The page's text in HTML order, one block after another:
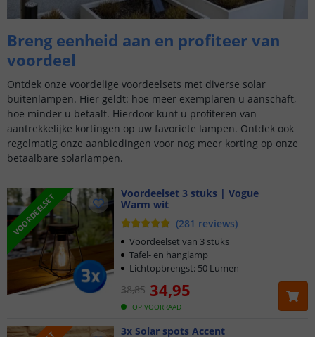
Breng eenheid aan en profiteer van
voordeel
Ontdek onze voordelige voordeelsets met diverse solar
buitenlampen. Hier geldt: hoe meer exemplaren u aanschaft,
hoe minder u betaalt. Hierdoor kunt u profiteren van
aantrekkelijke kortingen op uw favoriete lampen. Ontdek ook
regelmatig onze aanbiedingen voor nog meer korting op onze
betaalbare solarlampen.
VOORDEELSET
Voordeelset 3 stuks | Vogue
Warm wit
(281 reviews)
OP VOORRAAD
38,85 34,95
Voordeelset van 3 stuks
Tafel- en hanglamp
Lichtopbrengst: 50 Lumen
3x Solar spots Accent